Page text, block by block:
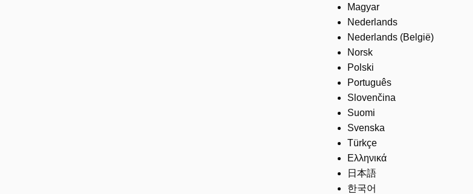
Magyar
Nederlands
Nederlands (België)
Norsk
Polski
Português
Slovenčina
Suomi
Svenska
Türkçe
Ελληνικά
日本語
한국어